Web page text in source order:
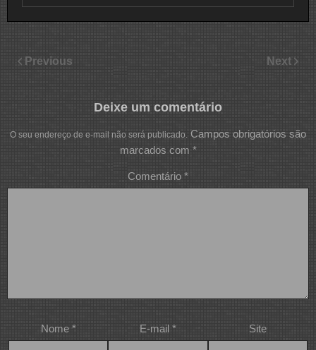
Previous Next
Deixe um comentário
O seu endereço de e-mail não será publicado. Campos obrigatórios são
marcados com *
Comentário *
Nome * E-mail * Site